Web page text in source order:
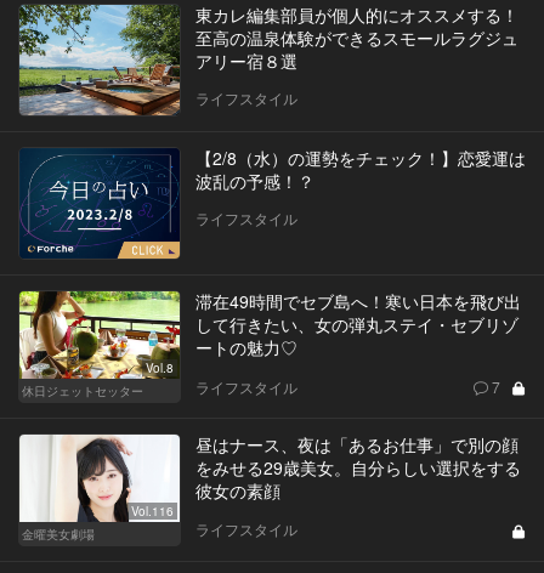
東カレ編集部員が個人的にオススメする！
至高の温泉体験ができるスモールラグジュ
アリー宿８選
ライフスタイル
【2/8（水）の運勢をチェック！】恋愛運は
波乱の予感！？
ライフスタイル
Vol.8
休日ジェットセッター
滞在49時間でセブ島へ！寒い日本を飛び出
して行きたい、女の弾丸ステイ・セブリゾ
ートの魅力♡
ライフスタイル 7
Vol.116
金曜美女劇場
昼はナース、夜は「あるお仕事」で別の顔
をみせる29歳美女。自分らしい選択をする
彼女の素顔
ライフスタイル